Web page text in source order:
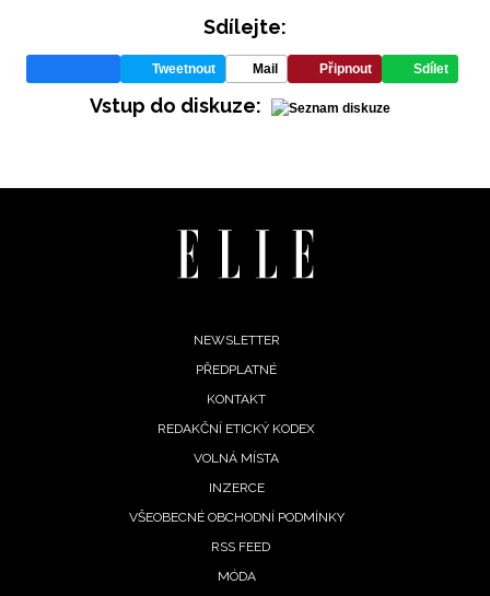
INFORMACE
Sdílejte:
Tweetnout Mail Připnout Sdílet
Vstup do diskuze:
NEWSLETTER
PŘEDPLATNÉ
KONTAKT
REDAKČNÍ ETICKÝ KODEX
VOLNÁ MÍSTA
INZERCE
VŠEOBECNÉ OBCHODNÍ PODMÍNKY
RSS FEED
MÓDA